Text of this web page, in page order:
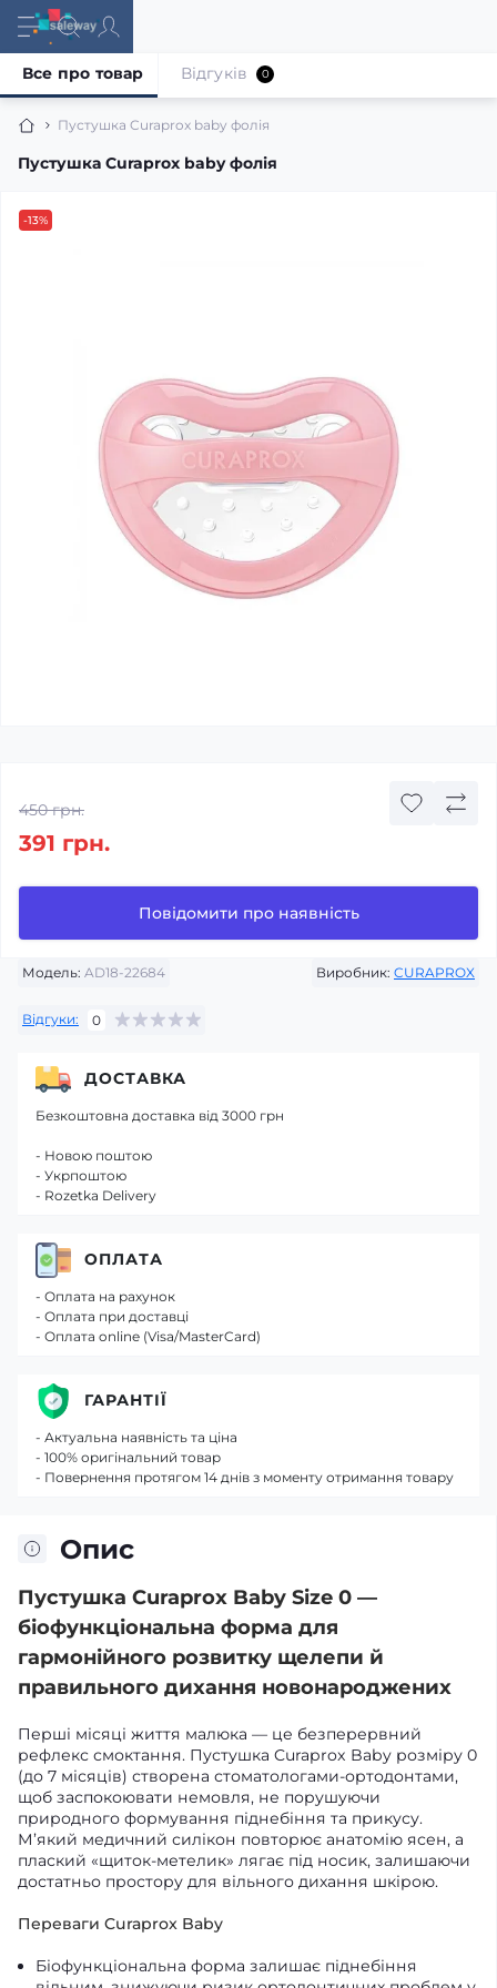
Пустушка Curaprox baby фолія
Пустушка Curaprox baby фолія
Все про товар Відгуків 0
-13%
Модель: AD18-22684 Виробник: CURAPROX
Відгуки: 0
450 грн.
391 грн.
Повідомити про наявність
Опис
Пустушка Curaprox Baby Size 0 —
біофункціональна форма для
гармонійного розвитку щелепи й
правильного дихання новонароджених
Перші місяці життя малюка — це безперервний
рефлекс смоктання. Пустушка Curaprox Baby розміру 0
(до 7 місяців) створена стоматологами-ортодонтами,
щоб заспокоювати немовля, не порушуючи
природного формування піднебіння та прикусу.
М’який медичний силікон повторює анатомію ясен, а
плаский «щиток-метелик» лягає під носик, залишаючи
достатньо простору для вільного дихання шкірою.
Переваги Curaprox Baby
Біофункціональна форма залишає піднебіння
ДОСТАВКА
Безкоштовна доставка від 3000 грн
- Новою поштою
- Укрпоштою
- Rozetka Delivery
ОПЛАТА
- Оплата на рахунок
- Оплата при доставці
- Оплата online (Visa/MasterCard)
ГАРАНТІЇ
- Актуальна наявність та ціна
- 100% оригінальний товар
- Повернення протягом 14 днів з моменту отримання товару